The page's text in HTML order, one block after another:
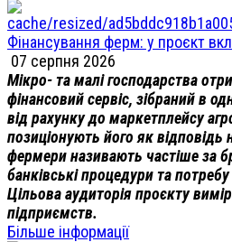
Фінансування ферм: у проєкт
07 серпня 2026
Мікро- та малі господарства
фінансовий сервіс, зібраний в
від рахунку до маркетплейсу
позиціонують його як відповідь
фермери називають частіше за
банківські процедури та
Цільова аудиторія проєкту
підприємств.
Більше інформації